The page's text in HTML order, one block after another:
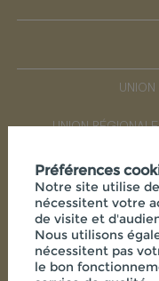
UNION
Préférences
Notre site utilise
nécessitent votre
de visite et
Nous utilisons
nécessitent pas
le bon